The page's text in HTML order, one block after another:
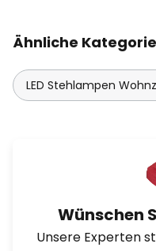
Ähnliche
LED Stehlampen
Wünschen
Unsere Experten